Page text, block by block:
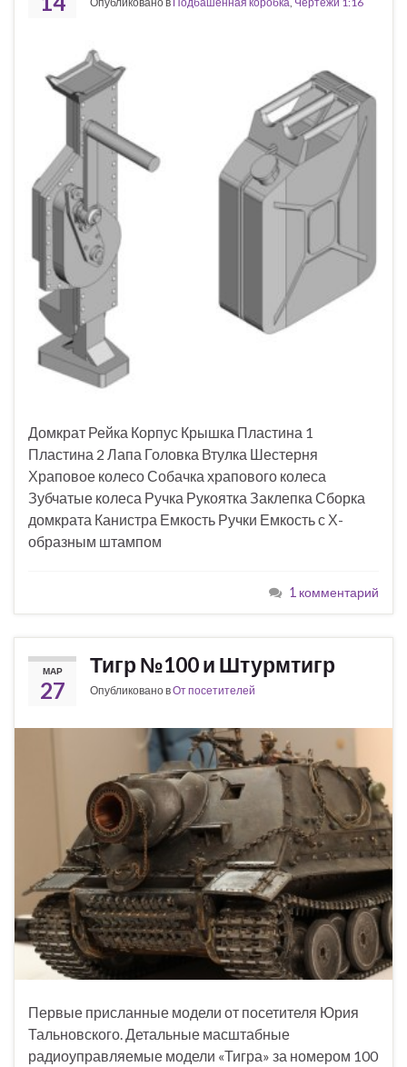
Домкрат Рейка Корпус Крышка Пластина 1
Пластина 2 Лапа Головка Втулка Шестерня
Храповое колесо Собачка храпового колеса
Зубчатые колеса Ручка Рукоятка Заклепка Сборка
домкрата Канистра Емкость Ручки Емкость с Х-
образным штампом
1 комментарий
МАР
27
Тигр №100 и Штурмтигр
Опубликовано вОт посетителей
Первые присланные модели от посетителя Юрия
Тальновского. Детальные масштабные
радиоуправляемые модели «Тигра» за номером 100